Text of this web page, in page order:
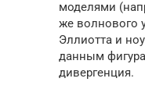
моделями
же волнового
Эллиотта и
данным
дивергенция.